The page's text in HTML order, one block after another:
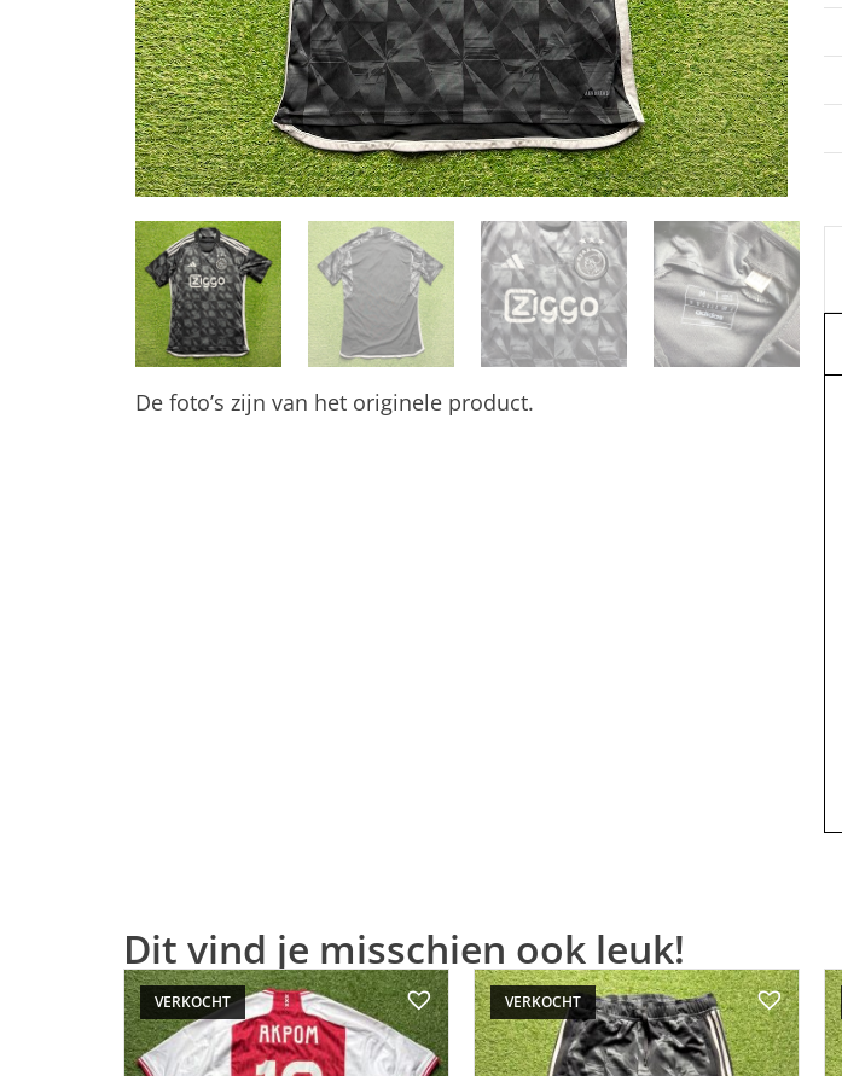
De foto’s zijn van het originele product.
Dit vind je misschien ook leuk!
VERKOCHT VERKOCHT